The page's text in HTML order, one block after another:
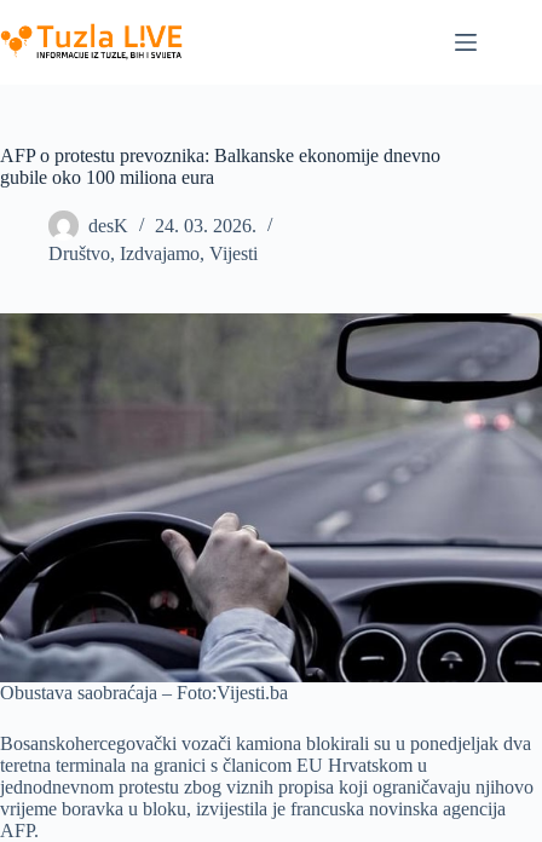
to
content
AFP o protestu prevoznika: Balkanske ekonomije dnevno
gubile oko 100 miliona eura
desK
24. 03. 2026.
Društvo, Izdvajamo, Vijesti
Obustava saobraćaja – Foto:Vijesti.ba
Bosanskohercegovački vozači kamiona blokirali su u ponedjeljak dva
teretna terminala na granici s članicom EU Hrvatskom u
jednodnevnom protestu zbog viznih propisa koji ograničavaju njihovo
vrijeme boravka u bloku, izvijestila je francuska novinska agencija
AFP.